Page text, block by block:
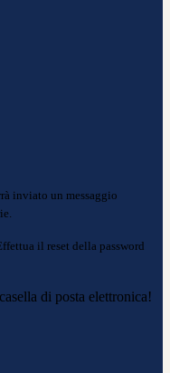
inviato un messaggio
il reset della password
di posta elettronica!